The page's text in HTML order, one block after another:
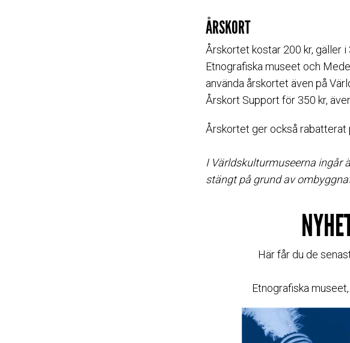
ÅRSKORT
Årskortet kostar 200 kr, gäller i
Etnografiska museet och
använda årskortet även på
Årskort Support för 350 kr,
Årskortet ger också rabatterat
I Världskulturmuseerna ingår
stängt på grund av
Här får du de
Etnografiska